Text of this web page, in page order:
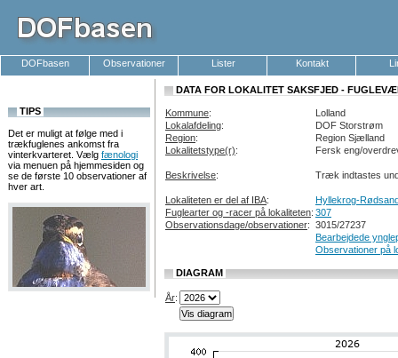
DOFbasen Observationer Lister Kontakt
TIPS
Det er muligt at følge med i
trækfuglenes ankomst fra
vinterkvarteret. Vælg fænologi
via menuen på hjemmesiden og
se de første 10 observationer af
hver art.
DATA FOR LOKALITET SAKSFJED -
Kommune:
Lolland
Lokalafdeling:
DOF Storstrøm
Region:
Region Sjælland
Lokalitetstype(r): Fersk eng/
Beskrivelse: Træk indtastes
Lokaliteten er del af IBA:
Hyllekrog-
Fuglearter og -racer på lokaliteten: 307
Observationsdage/observationer: 3015/27237
Bearbejdede
Observationer på
DIAGRAM
År: